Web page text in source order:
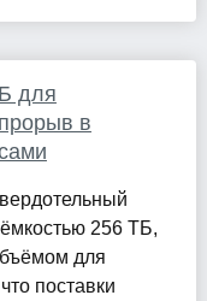
для
в
256 ТБ,
для
поставки